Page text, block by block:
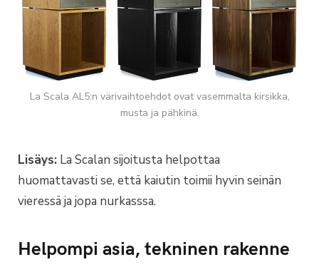
La Scala AL5:n värivaihtoehdot ovat vasemmalta kirsikka,
musta ja pähkinä.
Lisäys: La Scalan sijoitusta helpottaa
huomattavasti se, että kaiutin toimii hyvin seinän
vieressä ja jopa nurkasssa.
Helpompi asia, tekninen rakenne